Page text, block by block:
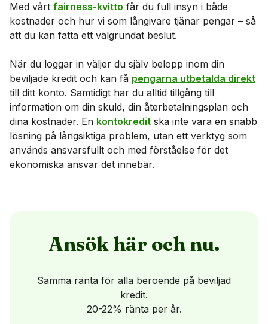
Med vårt fairness-kvitto får du full insyn i både
kostnader och hur vi som långivare tjänar pengar – så
att du kan fatta ett välgrundat beslut.
När du loggar in väljer du själv belopp inom din
beviljade kredit och kan få pengarna utbetalda direkt
till ditt konto. Samtidigt har du alltid tillgång till
information om din skuld, din återbetalningsplan och
dina kostnader. En kontokredit ska inte vara en snabb
lösning på långsiktiga problem, utan ett verktyg som
används ansvarsfullt och med förståelse för det
ekonomiska ansvar det innebär.
Ansök här och nu.
Samma ränta för alla beroende på beviljad
kredit.
20-22% ränta per år.